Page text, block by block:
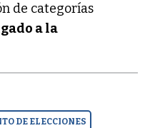
de categorías
a la
DE ELECCIONES